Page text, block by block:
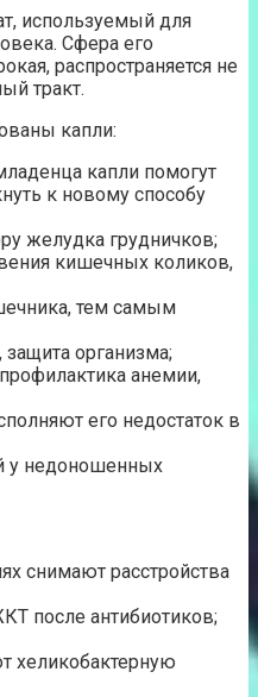
используемый для
Сфера его
распространяется не
тракт.
капли:
капли помогут
к новому способу
желудка грудничков;
кишечных коликов,
тем самым
организма;
анемии,
его недостаток в
у недоношенных
снимают расстройства
после антибиотиков;
хеликобактерную